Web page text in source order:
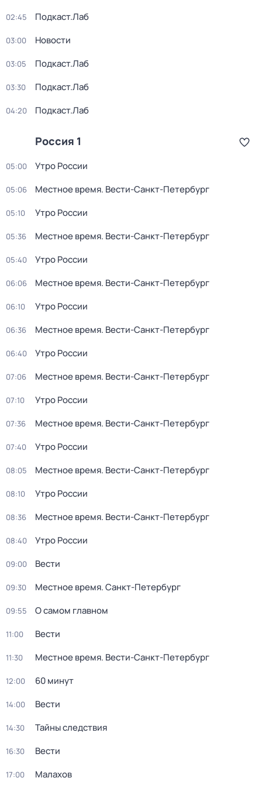
02:45 Подкаст.Лаб
03:00 Новости
03:05 Подкаст.Лаб
03:30 Подкаст.Лаб
04:20 Подкаст.Лаб
Россия 1
05:00 Утро России
05:06 Местное время. Вести-Санкт-Петербург
05:10 Утро России
05:36 Местное время. Вести-Санкт-Петербург
05:40 Утро России
06:06 Местное время. Вести-Санкт-Петербург
06:10 Утро России
06:36 Местное время. Вести-Санкт-Петербург
06:40 Утро России
07:06 Местное время. Вести-Санкт-Петербург
07:10 Утро России
07:36 Местное время. Вести-Санкт-Петербург
07:40 Утро России
08:05 Местное время. Вести-Санкт-Петербург
08:10 Утро России
08:36 Местное время. Вести-Санкт-Петербург
08:40 Утро России
09:00 Вести
09:30 Местное время. Санкт-Петербург
09:55 О самом главном
11:00 Вести
11:30 Местное время. Вести-Санкт-Петербург
12:00 60 минут
14:00 Вести
14:30 Тайны следствия
16:30 Вести
17:00 Малахов